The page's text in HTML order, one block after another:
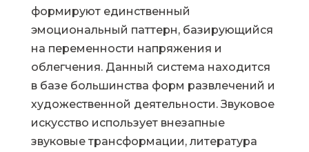
формируют единственный
эмоциональный паттерн, базирующийся
на переменности напряжения и
облегчения. Данный система находится
в базе большинства форм развлечений и
художественной деятельности. Звуковое
искусство использует внезапные
звуковые трансформации, литература